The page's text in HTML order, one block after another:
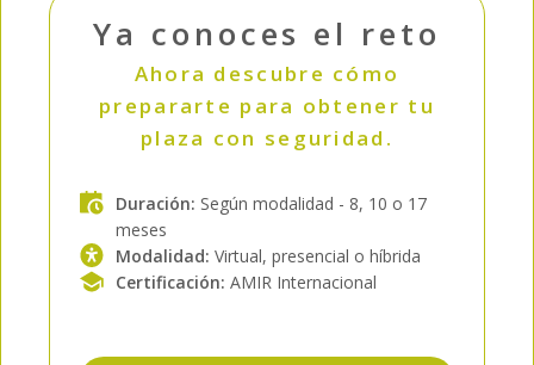
Ya conoces el reto
Ahora descubre cómo
prepararte para obtener tu
plaza con seguridad.
Duración: Según modalidad - 8, 10 o 17
meses
Modalidad: Virtual, presencial o híbrida
Certificación: AMIR Internacional